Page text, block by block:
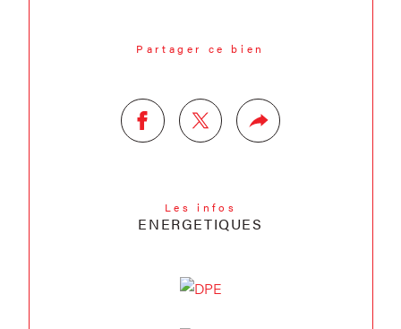
Partager ce bien
Les infos
ENERGETIQUES